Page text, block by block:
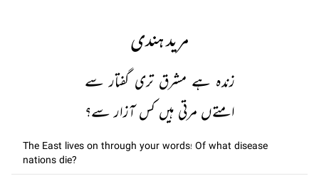
مرید ہندی
زندہ ہے مشرق تری گفتار سے
امتےں مرتی ہیں کس آزار سے؟
The East lives on through your words! Of what disease
nations die?